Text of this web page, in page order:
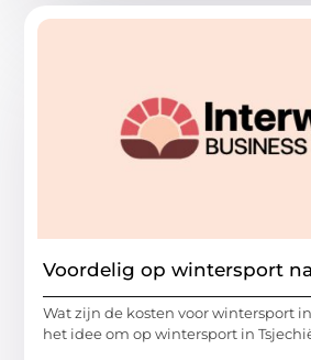
Voordelig op wintersport
Wat zijn de kosten voor wintersport
het idee om op wintersport in